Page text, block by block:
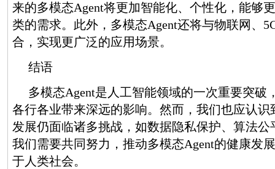
来的多模态Agent将更加智能化、个性化，能够
类的需求。此外，多模态Agent还将与物联网、
合，实现更广泛的应用场景。
结语
多模态Agent是人工智能领域的一次重要突破
各行各业带来深远的影响。然而，我们也应认识
发展仍面临诸多挑战，如数据隐私保护、算法
我们需要共同努力，推动多模态Agent的健康发
于人类社会。